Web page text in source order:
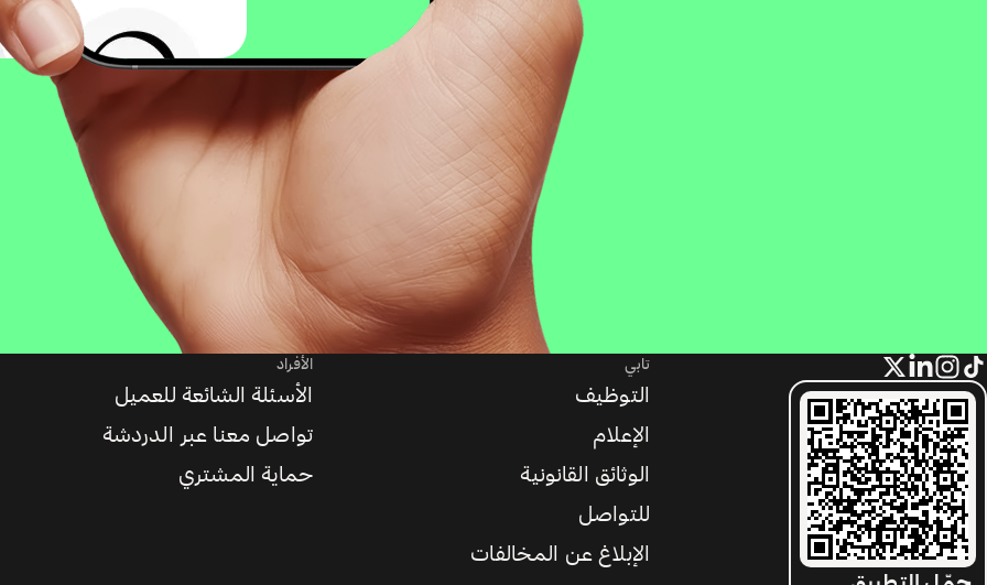
تابي
التوظيف
الإعلام
الوثائق القانونية
للتواصل
الإبلاغ عن المخالفات
الأفراد
الأسئلة الشائعة للعميل
تواصل معنا عبر الدردشة
حماية المشتري